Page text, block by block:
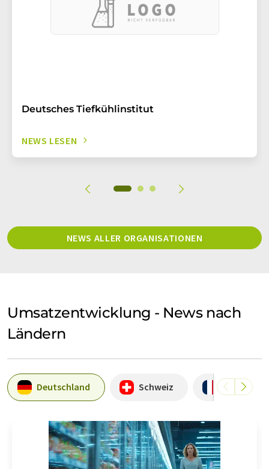
Deutsches Tiefkühlinstitut
NEWS LESEN
NEWS ALLER ORGANISATIONEN
Umsatzentwicklung - News nach
Ländern
Deutschland Schweiz Frankreich